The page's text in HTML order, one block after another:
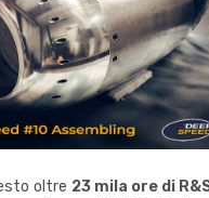
oltre 23 mila ore di